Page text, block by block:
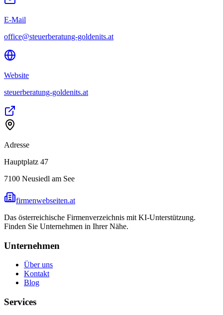
E-Mail
office@steuerberatung-goldenits.at
Website
steuerberatung-goldenits.at
Adresse
Hauptplatz 47
7100 Neusiedl am See
firmenwebseiten.at
Das österreichische Firmenverzeichnis mit KI-Unterstützung.
Finden Sie Unternehmen in Ihrer Nähe.
Unternehmen
Über uns
Kontakt
Blog
Services